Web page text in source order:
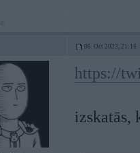
06. Oct 2023, 21:16
https://
izskatās,